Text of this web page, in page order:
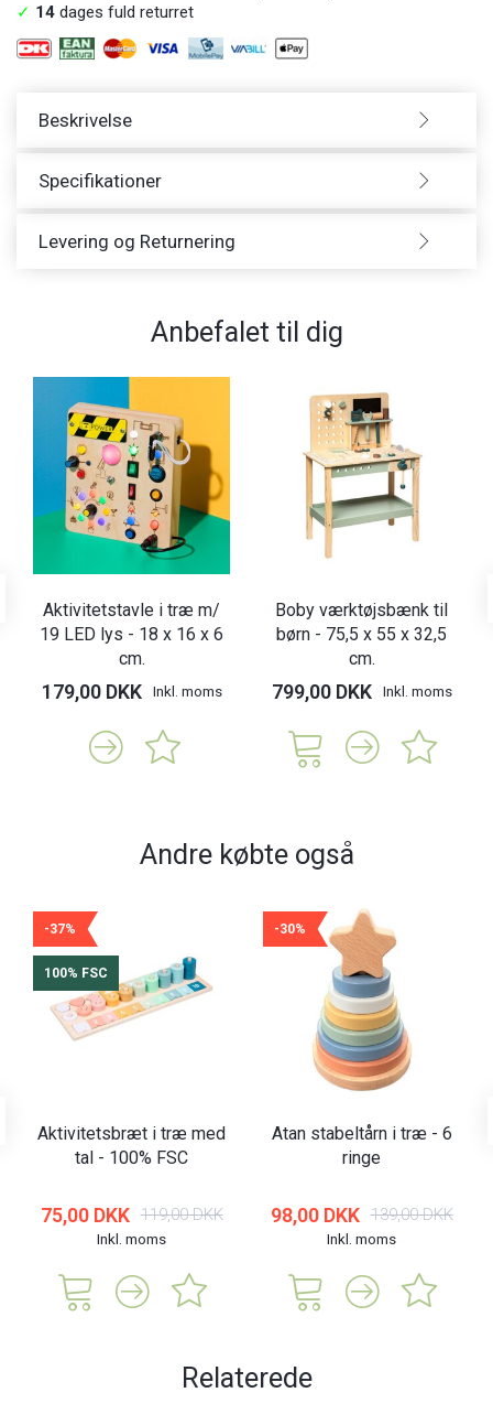
✓ 14 dages fuld returret
Beskrivelse
Specifikationer
Levering og Returnering
Anbefalet til dig
Aktivitetstavle i træ m/
19 LED lys - 18 x 16 x 6
cm.
179,00 DKK Inkl. moms
Boby værktøjsbænk til
børn - 75,5 x 55 x 32,5
cm.
799,00 DKK Inkl. moms
Andre købte også
-37%
100% FSC
Aktivitetsbræt i træ med
tal - 100% FSC
75,00 DKK 119,00 DKK
Inkl. moms
-30%
Atan stabeltårn i træ - 6
ringe
98,00 DKK 139,00 DKK
Inkl. moms
Relaterede